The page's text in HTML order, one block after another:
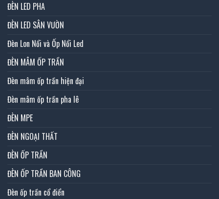
ĐÈN LED PHA
ĐÈN LED SÂN VƯỜN
Đèn Lon Nổi và Ốp Nổi Led
ĐÈN MÂM ỐP TRẦN
Đèn mâm ốp trần hiện đại
Đèn mâm ốp trần pha lê
ĐÈN MPE
ĐÈN NGOẠI THẤT
ĐÈN ỐP TRẦN
ĐÈN ỐP TRẦN BAN CÔNG
Đèn ốp trần cổ điển